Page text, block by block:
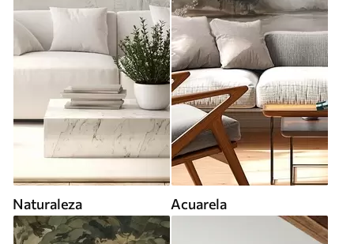
Naturaleza Acuarela